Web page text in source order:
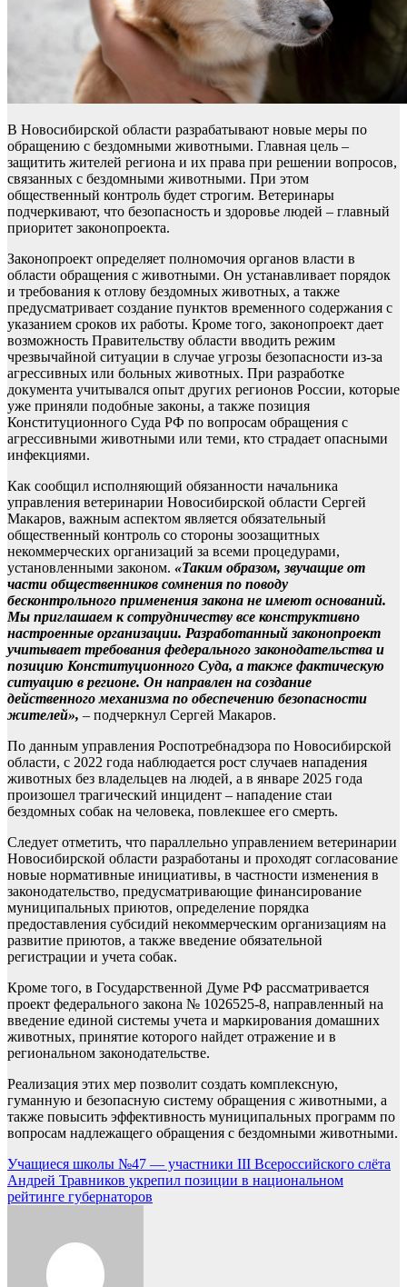
В Новосибирской области разрабатывают новые меры по
обращению с бездомными животными. Главная цель –
защитить жителей региона и их права при решении вопросов,
связанных с бездомными животными. При этом
общественный контроль будет строгим. Ветеринары
подчеркивают, что безопасность и здоровье людей – главный
приоритет законопроекта.
Законопроект определяет полномочия органов власти в
области обращения с животными. Он устанавливает порядок
и требования к отлову бездомных животных, а также
предусматривает создание пунктов временного содержания с
указанием сроков их работы. Кроме того, законопроект дает
возможность Правительству области вводить режим
чрезвычайной ситуации в случае угрозы безопасности из-за
агрессивных или больных животных. При разработке
документа учитывался опыт других регионов России, которые
уже приняли подобные законы, а также позиция
Конституционного Суда РФ по вопросам обращения с
агрессивными животными или теми, кто страдает опасными
инфекциями.
Как сообщил исполняющий обязанности начальника
управления ветеринарии Новосибирской области Сергей
Макаров, важным аспектом является обязательный
общественный контроль со стороны зоозащитных
некоммерческих организаций за всеми процедурами,
установленными законом. «Таким образом, звучащие от
части общественников сомнения по поводу
бесконтрольного применения закона не имеют оснований.
Мы приглашаем к сотрудничеству все конструктивно
настроенные организации. Разработанный законопроект
учитывает требования федерального законодательства и
позицию Конституционного Суда, а также фактическую
ситуацию в регионе. Он направлен на создание
действенного механизма по обеспечению безопасности
жителей», – подчеркнул Сергей Макаров.
По данным управления Роспотребнадзора по Новосибирской
области, с 2022 года наблюдается рост случаев нападения
животных без владельцев на людей, а в январе 2025 года
произошел трагический инцидент – нападение стаи
бездомных собак на человека, повлекшее его смерть.
Следует отметить, что параллельно управлением ветеринарии
Новосибирской области разработаны и проходят согласование
новые нормативные инициативы, в частности изменения в
законодательство, предусматривающие финансирование
муниципальных приютов, определение порядка
предоставления субсидий некоммерческим организациям на
развитие приютов, а также введение обязательной
регистрации и учета собак.
Кроме того, в Государственной Думе РФ рассматривается
проект федерального закона № 1026525-8, направленный на
введение единой системы учета и маркирования домашних
животных, принятие которого найдет отражение и в
региональном законодательстве.
Реализация этих мер позволит создать комплексную,
гуманную и безопасную систему обращения с животными, а
также повысить эффективность муниципальных программ по
вопросам надлежащего обращения с бездомными животными.
Навигация
по
Учащиеся школы №47 — участники III Всероссийского слёта
Андрей Травников укрепил позиции в национальном
рейтинге губернаторов